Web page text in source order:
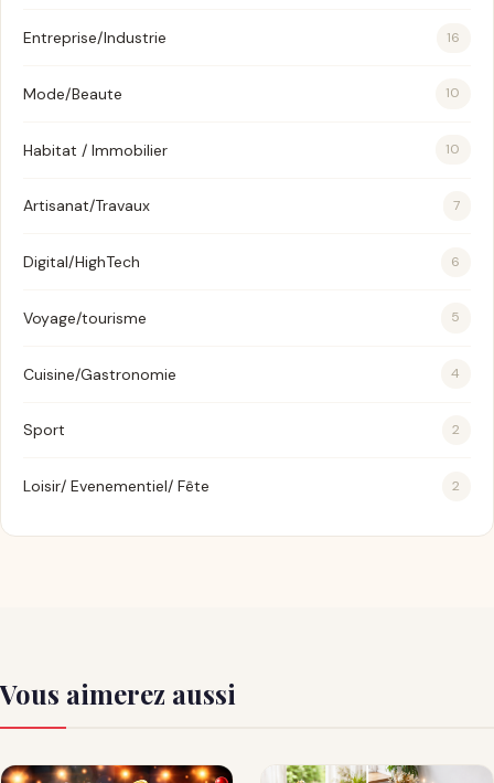
Entreprise/Industrie 16
Mode/Beaute 10
Habitat / Immobilier 10
Artisanat/Travaux 7
Digital/HighTech 6
Voyage/tourisme 5
Cuisine/Gastronomie 4
Sport 2
Loisir/ Evenementiel/ Fête 2
Vous aimerez aussi